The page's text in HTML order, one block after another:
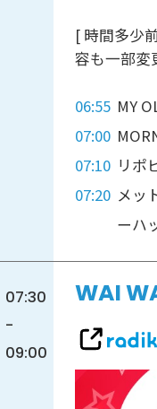
[ 時間多少
容も一部変
06:55 MY
07:00
07:10 リポ
07:20 メッ
ーハ
07:30
-
09:00
WAI